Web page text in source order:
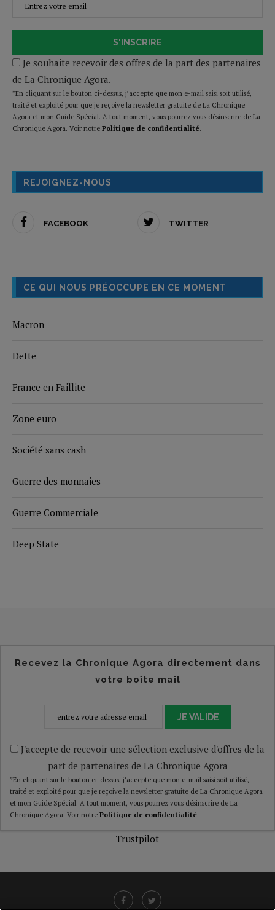
S'INSCRIRE
Je souhaite recevoir des offres de la part des partenaires
de La Chronique Agora.
*En cliquant sur le bouton ci-dessus, j’accepte que mon e-mail saisi soit utilisé,
traité et exploité pour que je reçoive la newsletter gratuite de La Chronique
Agora et mon Guide Spécial. A tout moment, vous pourrez vous désinscrire de La
Chronique Agora. Voir notre Politique de confidentialité.
REJOIGNEZ-NOUS
FACEBOOK TWITTER
CE QUI NOUS PRÉOCCUPE EN CE MOMENT
Macron
Dette
France en Faillite
Zone euro
Société sans cash
Guerre des monnaies
Guerre Commerciale
Deep State
Recevez la Chronique Agora directement dans
votre boîte mail
JE VALIDE
J'accepte de recevoir une sélection exclusive d'offres de la
part de partenaires de La Chronique Agora
*En cliquant sur le bouton ci-dessus, j’accepte que mon e-mail saisi soit utilisé,
traité et exploité pour que je reçoive la newsletter gratuite de La Chronique Agora
et mon Guide Spécial. A tout moment, vous pourrez vous désinscrire de La
Chronique Agora. Voir notre Politique de confidentialité.
Trustpilot